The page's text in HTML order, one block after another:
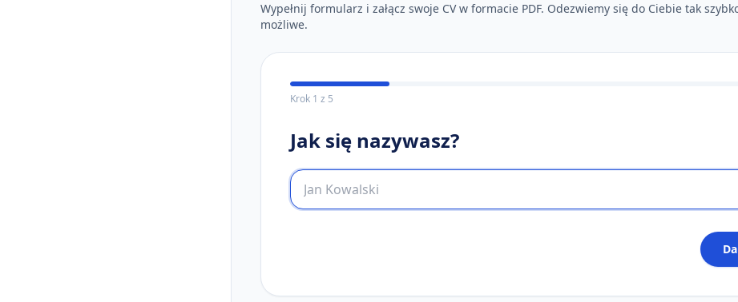
Wypełnij formularz i załącz swoje CV w formacie PDF. Odezwiemy się do Ciebie tak
możliwe.
Krok 1 z 5
Jak się nazywasz?